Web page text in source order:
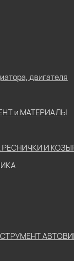
двигателя
и МАТЕРИАЛЫ
И